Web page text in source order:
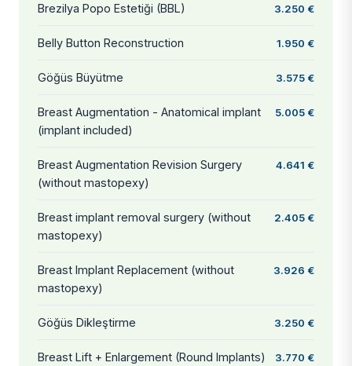
Brezilya Popo Estetiği (BBL) 3.250 €
Belly Button Reconstruction 1.950 €
Göğüs Büyütme 3.575 €
Breast Augmentation - Anatomical implant
(implant included)
5.005 €
Breast Augmentation Revision Surgery
(without mastopexy)
4.641 €
Breast implant removal surgery (without
mastopexy)
2.405 €
Breast Implant Replacement (without
mastopexy)
3.926 €
Göğüs Dikleştirme 3.250 €
Breast Lift + Enlargement (Round Implants) 3.770 €